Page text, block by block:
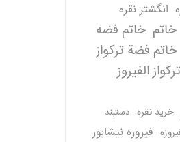
انگشتر نقره
خاتم خاتم فضه
خاتم فضة تركواز
الفيروز
خرید نقره دستبند
فیروزه نیشابور